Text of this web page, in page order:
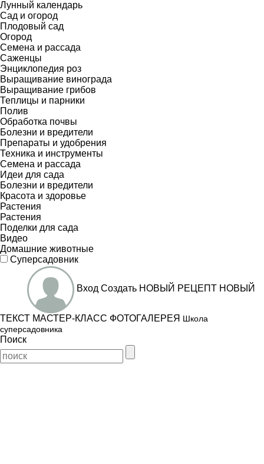
Лунный календарь
Сад и огород
Плодовый сад
Огород
Семена и рассада
Саженцы
Энциклопедия роз
Выращивание винограда
Выращивание грибов
Теплицы и парники
Полив
Обработка почвы
Болезни и вредители
Препараты и удобрения
Техника и инструменты
Семена и рассада
Идеи для сада
Болезни и вредители
Красота и здоровье
Растения
Растения
Поделки для сада
Видео
Домашние животные
Суперсадовник
Вход Создать НОВЫЙ РЕЦЕПТ НОВЫЙ
ТЕКСТ МАСТЕР-КЛАСС ФОТОГАЛЕРЕЯ Школа
суперсадовника
Поиск